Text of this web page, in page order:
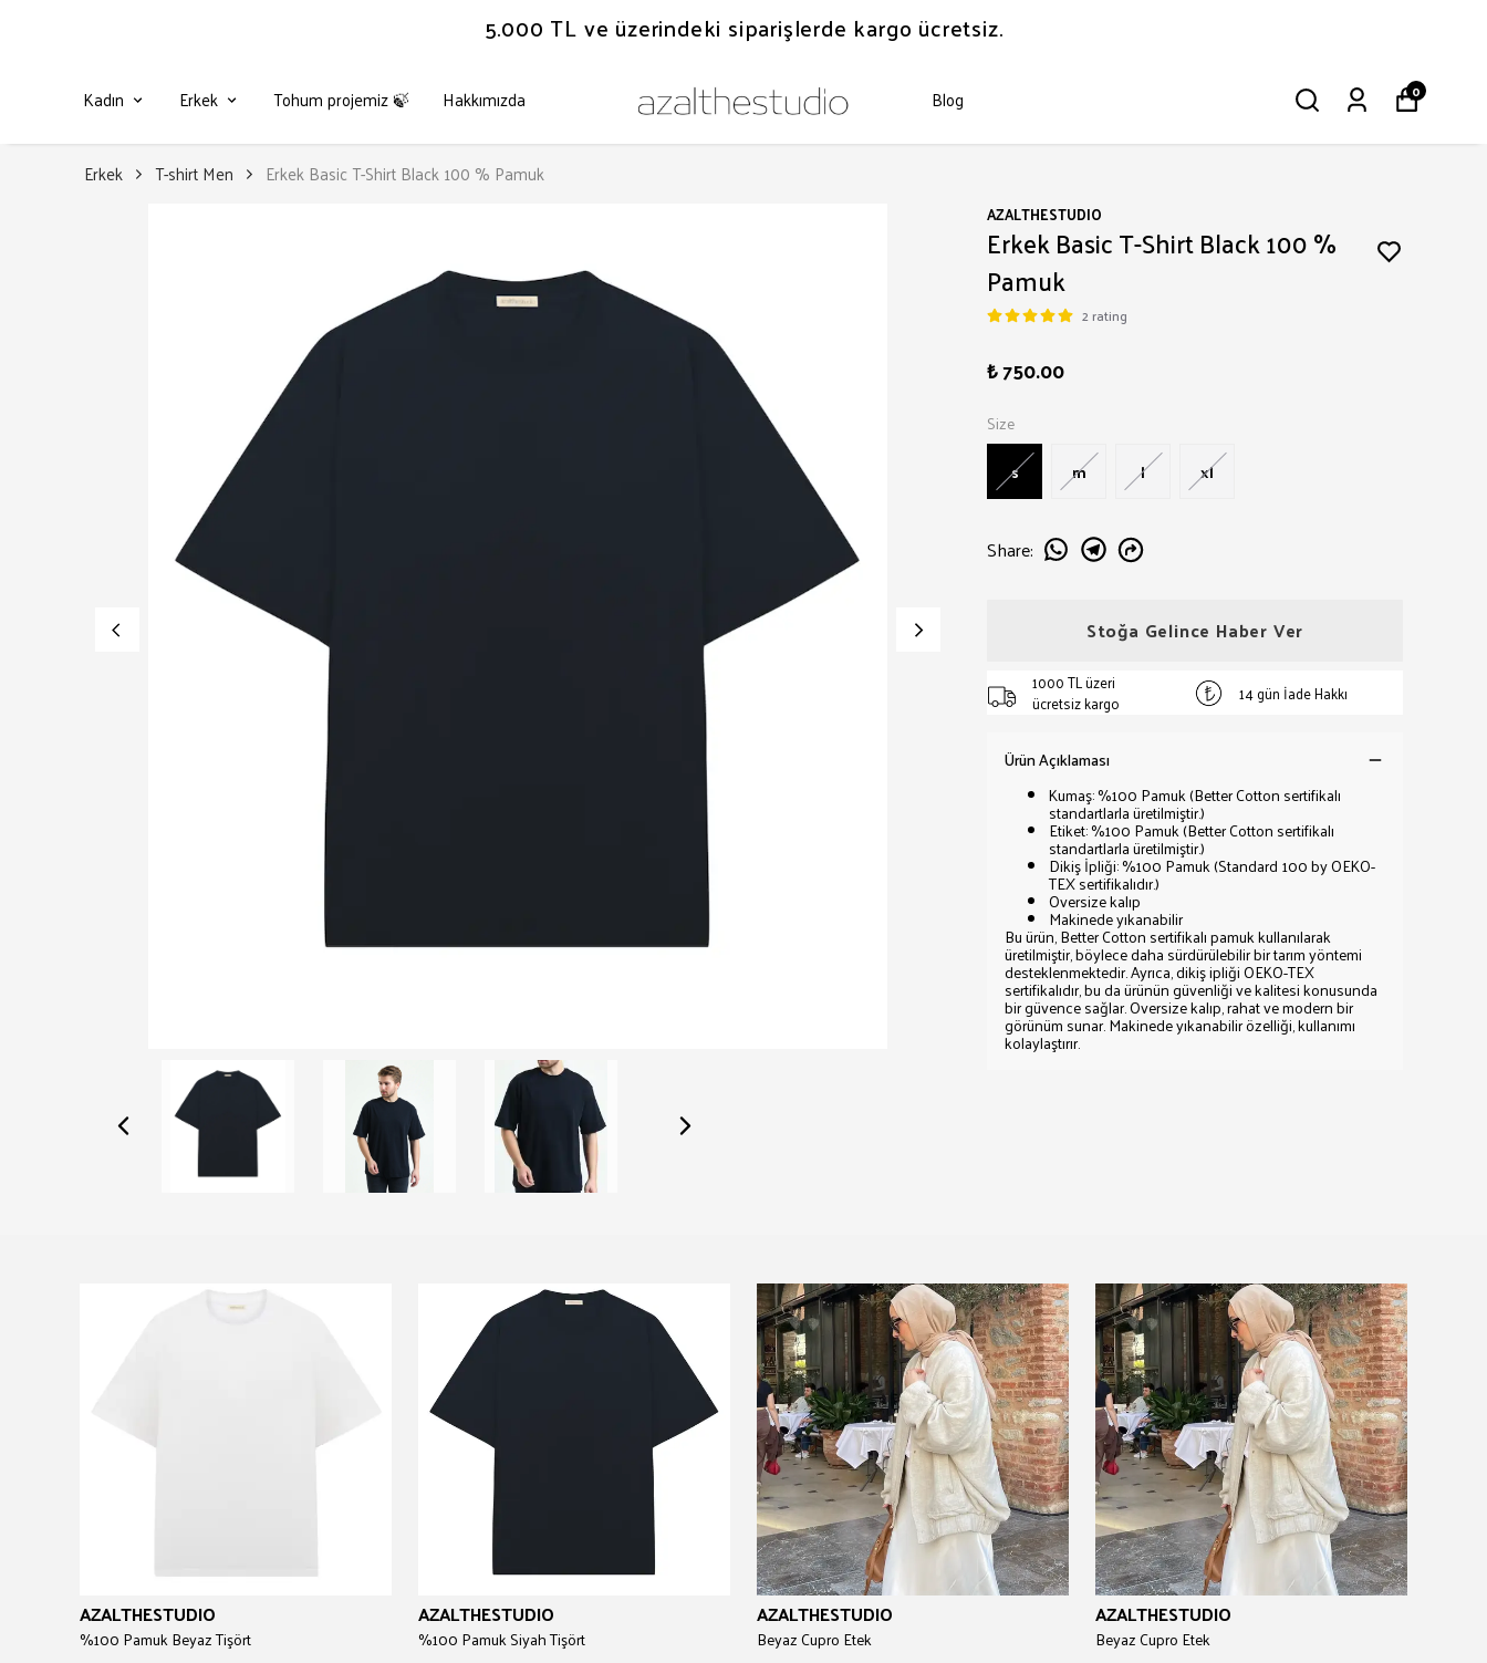
5.000 TL ve üzerindeki siparişlerde kargo ücretsiz.
Kadın Erkek Tohum projemiz 🍃 Hakkımızda Blog 0
Erkek T-shirt Men Erkek Basic T-Shirt Black 100 % Pamuk
AZALTHESTUDIO
Erkek Basic T-Shirt Black 100 %
Pamuk
2 rating
₺ 750.00
Size
s
m l xl
Share:
Stoğa Gelince Haber Ver
1000 TL üzeri
ücretsiz kargo
14 gün İade Hakkı
Ürün Açıklaması
Kumaş: %100 Pamuk (Better Cotton sertifikalı
standartlarla üretilmiştir.)
Etiket: %100 Pamuk (Better Cotton sertifikalı
standartlarla üretilmiştir.)
Dikiş İpliği: %100 Pamuk (Standard 100 by OEKO-
TEX sertifikalıdır.)
Oversize kalıp
Makinede yıkanabilir
Bu ürün, Better Cotton sertifikalı pamuk kullanılarak
üretilmiştir, böylece daha sürdürülebilir bir tarım yöntemi
desteklenmektedir. Ayrıca, dikiş ipliği OEKO-TEX
sertifikalıdır, bu da ürünün güvenliği ve kalitesi konusunda
bir güvence sağlar. Oversize kalıp, rahat ve modern bir
görünüm sunar. Makinede yıkanabilir özelliği, kullanımı
kolaylaştırır.
AZALTHESTUDIO
%100 Pamuk Beyaz Tişört
AZALTHESTUDIO
%100 Pamuk Siyah Tişört
AZALTHESTUDIO
Beyaz Cupro Etek
AZALTHESTUDIO
Beyaz Cupro Etek